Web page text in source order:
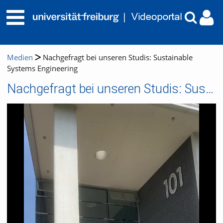
Medien
Nachgefragt bei unseren Studis: Sustainable
Systems Engineering
Nachgefragt bei unseren Studis: Sustainable Systems Engineering